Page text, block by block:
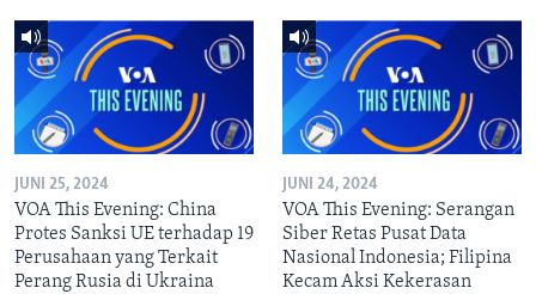
JUNI 25, 2024
VOA This Evening: China
Protes Sanksi UE terhadap 19
Perusahaan yang Terkait
Perang Rusia di Ukraina
JUNI 24, 2024
VOA This Evening: Serangan
Siber Retas Pusat Data
Nasional Indonesia; Filipina
Kecam Aksi Kekerasan